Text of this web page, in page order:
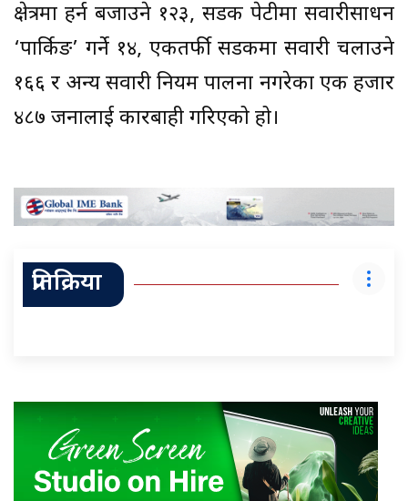
क्षेत्रमा हर्न बजाउने १२३, सडक पेटीमा सवारीसाधन
‘पार्किङ’ गर्ने १४, एकतर्फी सडकमा सवारी चलाउने
१६६ र अन्य सवारी नियम पालना नगरेका एक हजार
४८७ जनालाई कारबाही गरिएको हो।
प्रतिक्रिया